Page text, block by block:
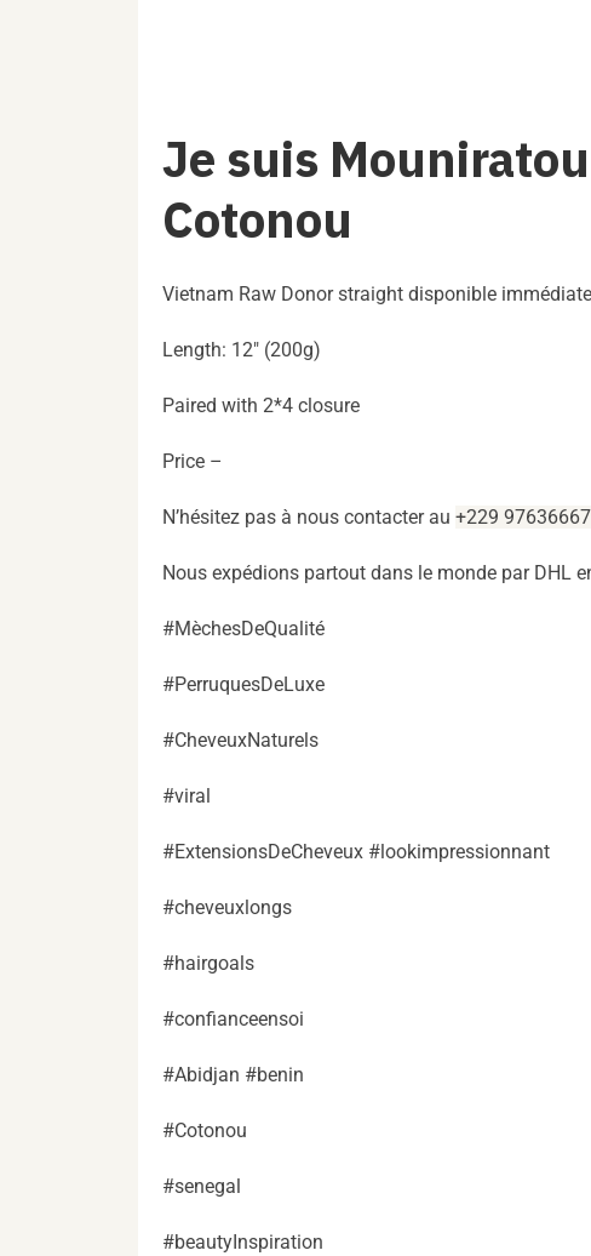
Je suis
Cotonou
Vietnam Raw Donor straight disponible
Length: 12″ (200g)
Paired with 2*4 closure
Price –
N’hésitez pas à nous contacter au +229 97636667
Nous expédions partout dans le monde par DHL
#MèchesDeQualité
#PerruquesDeLuxe
#CheveuxNaturels
#viral
#ExtensionsDeCheveux #lookimpressionnant
#cheveuxlongs
#hairgoals
#confianceensoi
#Abidjan #benin
#Cotonou
#senegal
#beautyInspiration